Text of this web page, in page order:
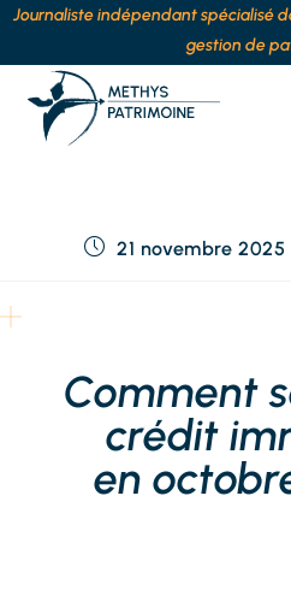
Journaliste indépendant spécialisé
gestion de
21 novembre 2025
Comment
crédit
en